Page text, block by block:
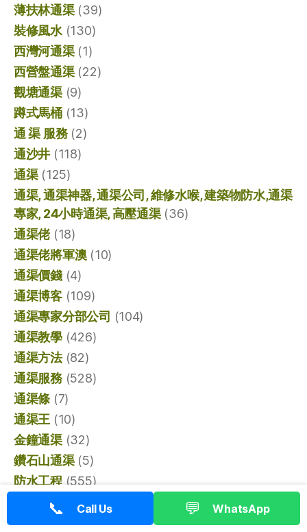
薄扶林通渠(39)
裝修風水(130)
西灣河通渠(1)
西營盤通渠(22)
觀塘通渠(9)
蹲式馬桶(13)
通 渠 服務(2)
通沙井 (118)
通渠(125)
通渠, 通渠神器, 通渠公司, 維修水喉, 建築物防水,通渠
專家, 24小時通渠, 高壓通渠(36)
通渠佬(18)
通渠佬將軍澳(10)
通渠價錢(4)
通渠博客(109)
通渠專家分部公司 (104)
通渠教學(426)
通渠方法(82)
通渠服務(528)
通渠條 (7)
通渠王 (10)
金鐘通渠(32)
鑽石山通渠(5)
防水工程(555)
防水工程施工 (15)
防水打針(125)
📞 Call Us 💬 WhatsApp